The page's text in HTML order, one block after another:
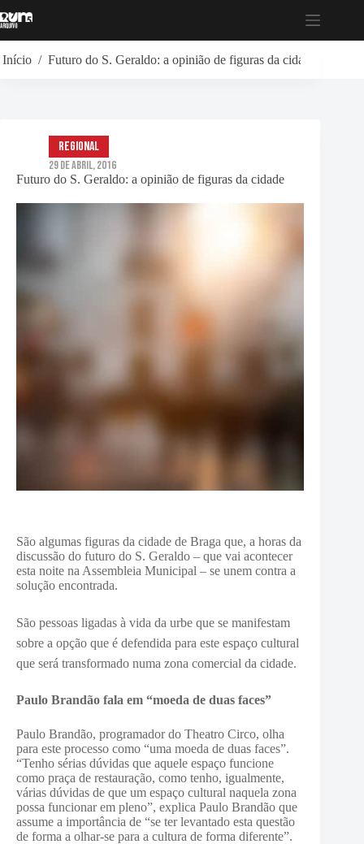
para
Início / Futuro do S. Geraldo: a opinião de figuras da cidade
Futuro do S. Geraldo: a opinião de figuras da cidade
Regional
29 de Abril, 2016
São algumas figuras da cidade de Braga que, a horas da
discussão do futuro do S. Geraldo – que vai acontecer
esta noite na Assembleia Municipal – se unem contra a
solução encontrada.
São pessoas ligadas à vida da urbe que se manifestam
sobre a opção que é defendida para este espaço cultural
que será transformado numa zona comercial da cidade.
Paulo Brandão fala em “moeda de duas faces”
Paulo Brandão, programador do Theatro Circo, olha
para este processo como “uma moeda de duas faces”.
“Tenho sérias dúvidas que aquele espaço funcione
como praça de restauração, como tenho, igualmente,
várias dúvidas de que um espaço cultural naquela zona
possa funcionar em pleno”, explica Paulo Brandão que
assume a importância de “se ter levantado esta questão
de forma a olhar-se para a cultura de forma diferente”.